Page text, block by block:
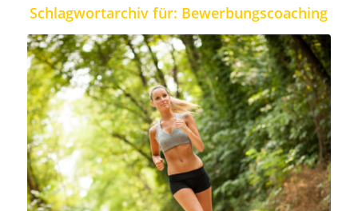
Schlagwortarchiv für: Bewerbungscoaching